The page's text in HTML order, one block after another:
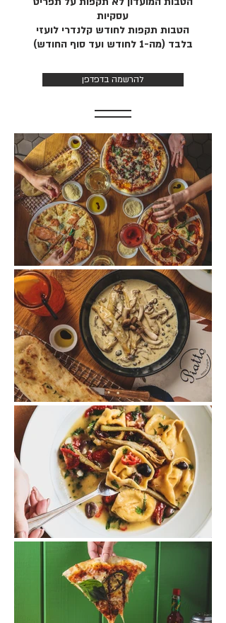
עסקיות
הטבות תקפות לחודש קלנדרי לועזי
בלבד(מה-1 לחודש ועד סוף החודש)
להרשמה בדפדפן